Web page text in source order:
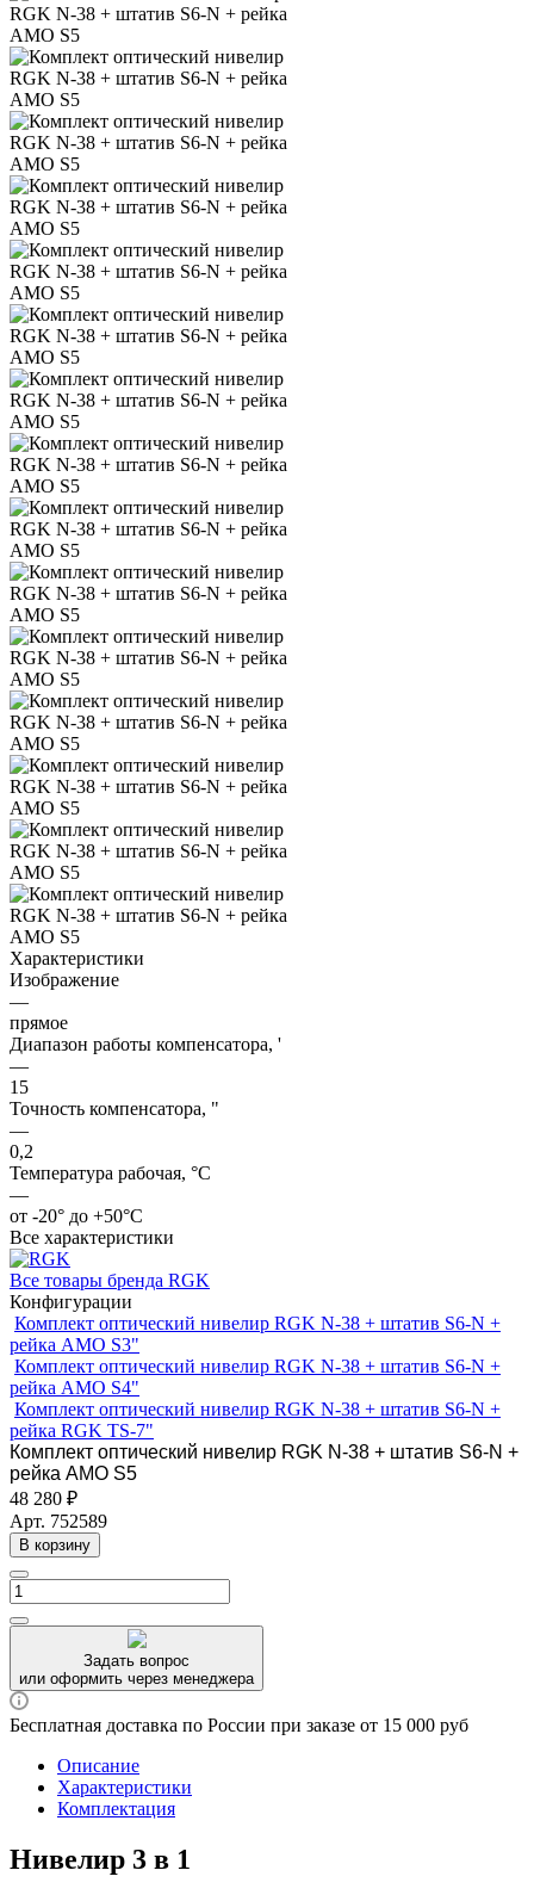
Характеристики
Изображение
—
прямое
Диапазон работы компенсатора, '
—
15
Точность компенсатора, "
—
0,2
Температура рабочая, °C
—
от -20° до +50°С
Все характеристики
Все товары бренда RGK
Конфигурации
Комплект оптический нивелир RGK N-38 + штатив S6-N +
рейка AMO S3"
Комплект оптический нивелир RGK N-38 + штатив S6-N +
рейка AMO S4"
Комплект оптический нивелир RGK N-38 + штатив S6-N +
рейка RGK TS-7"
Комплект оптический нивелир RGK N-38 + штатив S6-N +
рейка AMO S5
48 280 ₽
Арт. 752589
В корзину
Задать вопрос
или оформить через менеджера
Бесплатная доставка по России при заказе от 15 000 руб
Описание
Характеристики
Комплектация
Нивелир 3 в 1